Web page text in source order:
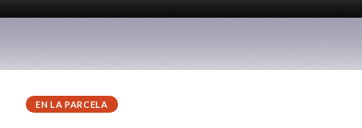
EN LA PARCELA